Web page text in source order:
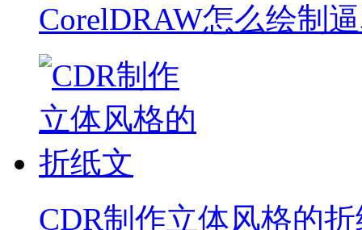
CorelDRAW怎么绘制
CDR制作立体风格的